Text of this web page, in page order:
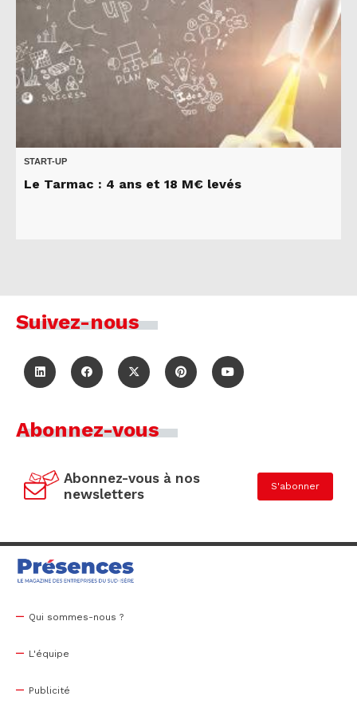
START-UP
Le Tarmac : 4 ans et 18 M€ levés
Suivez-nous
Abonnez-vous
Abonnez-vous à nos
newsletters
S'abonner
Qui sommes-nous ?
L'équipe
Publicité